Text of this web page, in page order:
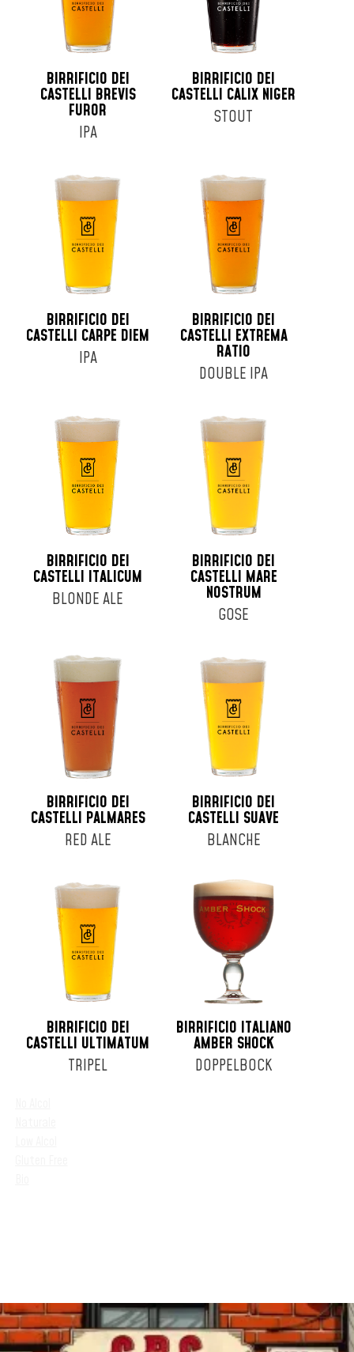
BIRRIFICIO DEI
CASTELLI BREVIS
FUROR
IPA
BIRRIFICIO DEI
CASTELLI CALIX NIGER
STOUT
BIRRIFICIO DEI
CASTELLI CARPE DIEM
IPA
BIRRIFICIO DEI
CASTELLI EXTREMA
RATIO
DOUBLE IPA
BIRRIFICIO DEI
CASTELLI ITALICUM
BLONDE ALE
BIRRIFICIO DEI
CASTELLI MARE
NOSTRUM
GOSE
BIRRIFICIO DEI
CASTELLI PALMARES
RED ALE
BIRRIFICIO DEI
CASTELLI SUAVE
BLANCHE
BIRRIFICIO DEI
CASTELLI ULTIMATUM
TRIPEL
BIRRIFICIO ITALIANO
AMBER SHOCK
DOPPELBOCK